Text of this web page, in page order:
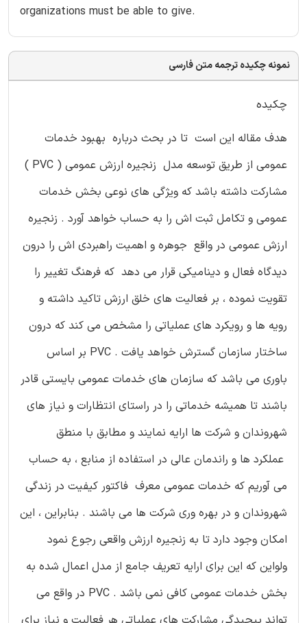
organizations must be able to give.
نمونه چکیده ترجمه متن فارسی
چکیده
هدف مقاله این است تا در بحث درباره بهبود خدمات
عمومی از طریق توسعه مدل زنجیره ارزش عمومی ( PVC )
مشارکت داشته باشد که ویژگی های نوعی بخش خدمات
عمومی و تکامل ثبت اش را به حساب خواهد آورد . زنجیره
ارزش عمومی در واقع جوهره و اهمیت راهبردی اش را درون
دیدگاه فعال و دینامیکی قرار می دهد که فرهنگ تغییر را
تقویت نموده ، بر فعالیت های خلق ارزش تاکید داشته و
رویه ها و رویکرد های عملیاتی را مشخص می کند که درون
ساختار سازمان گسترش خواهد یافت . PVC بر اساس
باوری می باشد که سازمان های خدمات عمومی بایستی قادر
باشند تا همیشه خدماتی را در راستای انتظارات و نیاز های
شهروندان و شرکت ها ارایه نمایند و مطابق با منطق
عملکرد ها و راندمان عالی در استفاده از منابع ، به حساب
می آوریم که خدمات عمومی معرف فاکتور کیفیت در زندگی
شهروندان و در بهره وری شرکت ها می باشند . بنابراین ، این
امکان وجود دارد تا به زنجیره ارزش واقعی رجوع نمود
ولواین که این برای ارایه تعریف جامع از مدل اعمال شده به
بخش خدمات عمومی کافی نمی باشد . PVC در واقع می